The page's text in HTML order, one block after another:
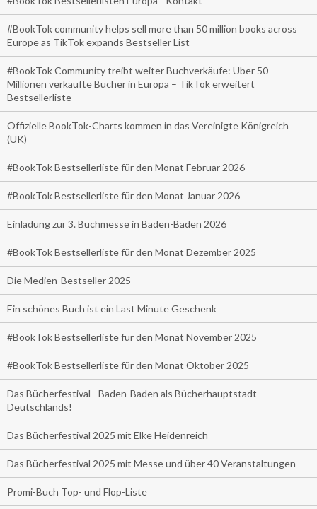
#BookTok community helps sell more than 50 million books across
Europe as TikTok expands Bestseller List
#BookTok Community treibt weiter Buchverkäufe: Über 50
Millionen verkaufte Bücher in Europa – TikTok erweitert
Bestsellerliste
Offizielle BookTok-Charts kommen in das Vereinigte Königreich
(UK)
#BookTok Bestsellerliste für den Monat Februar 2026
#BookTok Bestsellerliste für den Monat Januar 2026
Einladung zur 3. Buchmesse in Baden-Baden 2026
#BookTok Bestsellerliste für den Monat Dezember 2025
Die Medien-Bestseller 2025
Ein schönes Buch ist ein Last Minute Geschenk
#BookTok Bestsellerliste für den Monat November 2025
#BookTok Bestsellerliste für den Monat Oktober 2025
Das Bücherfestival - Baden-Baden als Bücherhauptstadt
Deutschlands!
Das Bücherfestival 2025 mit Elke Heidenreich
Das Bücherfestival 2025 mit Messe und über 40 Veranstaltungen
Promi-Buch Top- und Flop-Liste